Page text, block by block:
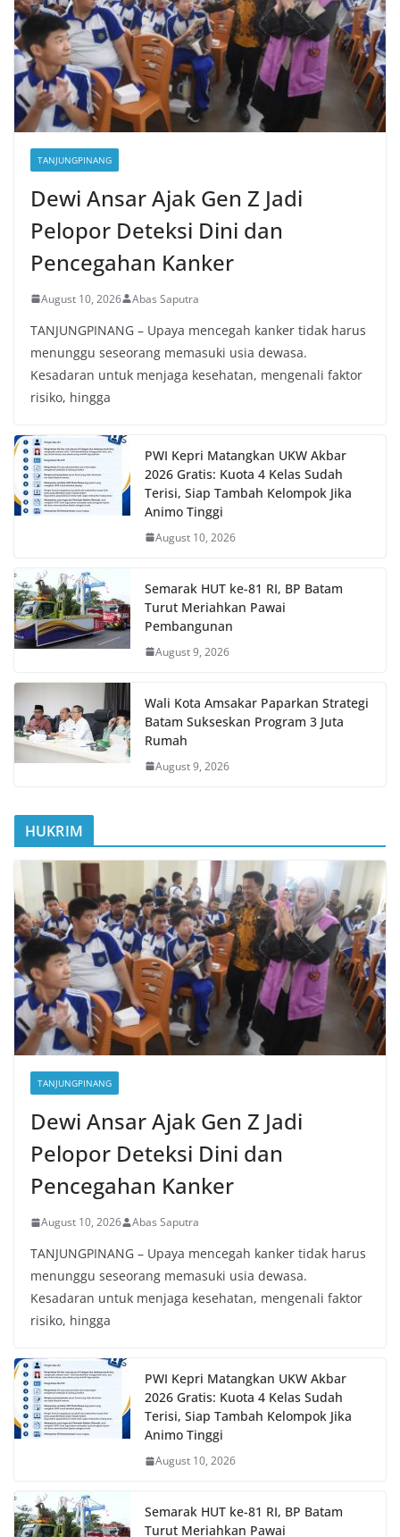
TANJUNGPINANG
Dewi Ansar Ajak Gen Z Jadi
Pelopor Deteksi Dini dan
Pencegahan Kanker
August 10, 2026 Abas Saputra
TANJUNGPINANG – Upaya mencegah kanker tidak harus
menunggu seseorang memasuki usia dewasa.
Kesadaran untuk menjaga kesehatan, mengenali faktor
risiko, hingga
PWI Kepri Matangkan UKW Akbar
2026 Gratis: Kuota 4 Kelas Sudah
Terisi, Siap Tambah Kelompok Jika
Animo Tinggi
August 10, 2026
Semarak HUT ke-81 RI, BP Batam
Turut Meriahkan Pawai
Pembangunan
August 9, 2026
Wali Kota Amsakar Paparkan Strategi
Batam Sukseskan Program 3 Juta
Rumah
August 9, 2026
HUKRIM
TANJUNGPINANG
Dewi Ansar Ajak Gen Z Jadi
Pelopor Deteksi Dini dan
Pencegahan Kanker
August 10, 2026 Abas Saputra
TANJUNGPINANG – Upaya mencegah kanker tidak harus
menunggu seseorang memasuki usia dewasa.
Kesadaran untuk menjaga kesehatan, mengenali faktor
risiko, hingga
PWI Kepri Matangkan UKW Akbar
2026 Gratis: Kuota 4 Kelas Sudah
Terisi, Siap Tambah Kelompok Jika
Animo Tinggi
August 10, 2026
Semarak HUT ke-81 RI, BP Batam
Turut Meriahkan Pawai